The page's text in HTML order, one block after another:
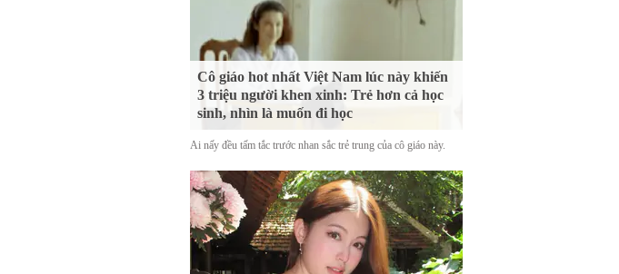
Cô giáo hot nhất Việt Nam lúc này khiến
3 triệu người khen xinh: Trẻ hơn cả học
sinh, nhìn là muốn đi học
Ai nấy đều tấm tắc trước nhan sắc trẻ trung của cô giáo này.